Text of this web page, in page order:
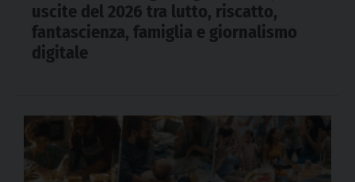
uscite del 2026 tra lutto, riscatto,
fantascienza, famiglia e giornalismo
digitale